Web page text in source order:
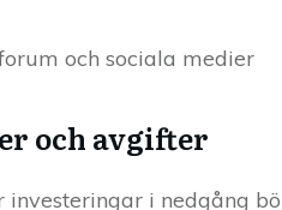
och sociala medier
och avgifter
investeringar i nedgång